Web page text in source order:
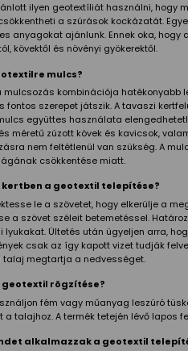
ilyen geotextíliát használni, hogy
a szúrások kockázatát.
anyagokat ajánlunk. Ennek oka,
kövektől és növényi gyökerektől.
mulcs?
mulcsozás kombinációja
fontos szerepet játszik. A tavaszi
együttes használata
méretű zúzott kövek és kavicsok,
nem feltétlenül van szükség. A
csökkentése miatt.
kertben a geotextil telepítése?
le a szövetet, hogy elkerülje a
a szövet széleit betemetéssel.
lyukakat. Ültetés után ügyeljen arra,
csak az így kapott vizet tudják
talaj megtartja a nedvességet.
geotextil rögzítése?
fém vagy műanyag leszúró
a talajhoz. A termék tetején lévő
alkalmazzak a geotextil